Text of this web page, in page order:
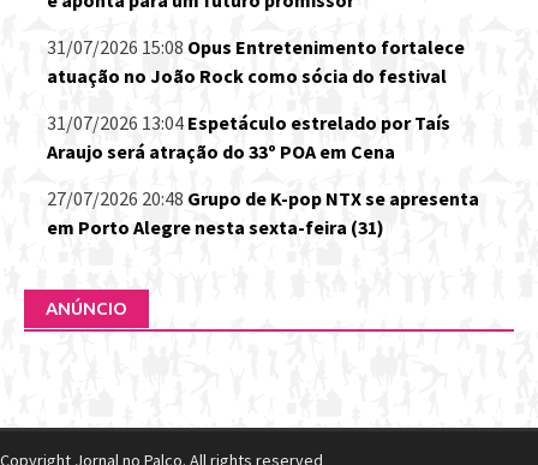
31/07/2026 15:08 Opus Entretenimento fortalece
atuação no João Rock como sócia do festival
31/07/2026 13:04 Espetáculo estrelado por Taís
Araujo será atração do 33º POA em Cena
27/07/2026 20:48 Grupo de K-pop NTX se apresenta
em Porto Alegre nesta sexta-feira (31)
ANÚNCIO
Copyright Jornal no Palco. All rights reserved